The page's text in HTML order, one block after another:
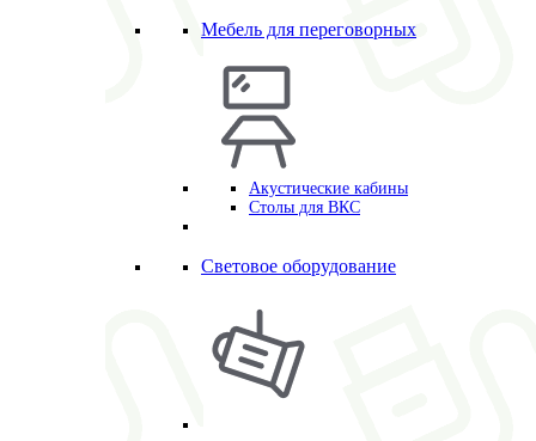
Мебель для переговорных
Акустические кабины
Столы для ВКС
Световое оборудование